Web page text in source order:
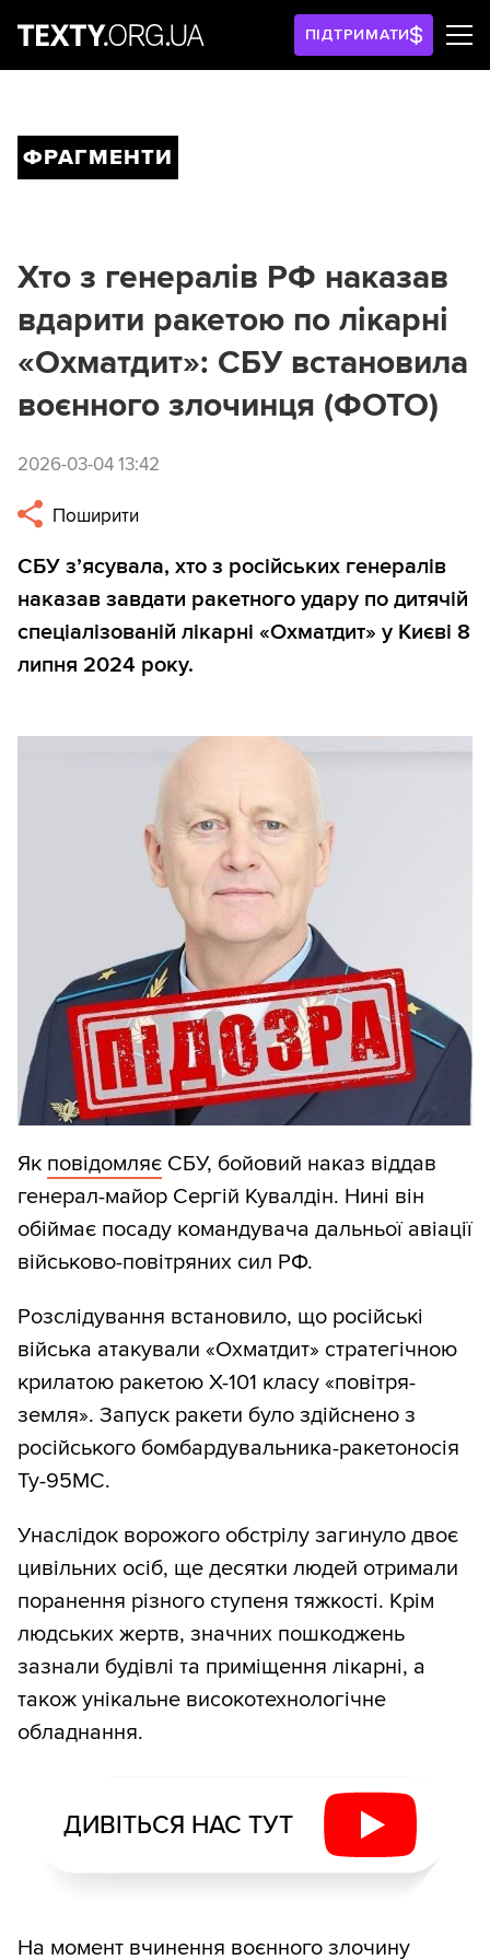
ПІДТРИМАТИ
ФРАГМЕНТИ
Хто з генералів РФ наказав
вдарити ракетою по лікарні
«Охматдит»: СБУ встановила
воєнного злочинця (ФОТО)
2026-03-04 13:42
Поширити
СБУ з’ясувала, хто з російських генералів
наказав завдати ракетного удару по дитячій
спеціалізованій лікарні «Охматдит» у Києві 8
липня 2024 року.
Як повідомляє СБУ, бойовий наказ віддав
генерал-майор Сергій Кувалдін. Нині він
обіймає посаду командувача дальньої авіації
військово-повітряних сил РФ.
Розслідування встановило, що російські
війська атакували «Охматдит» стратегічною
крилатою ракетою Х-101 класу «повітря-
земля». Запуск ракети було здійснено з
російського бомбардувальника-ракетоносія
Ту-95МС.
Унаслідок ворожого обстрілу загинуло двоє
цивільних осіб, ще десятки людей отримали
поранення різного ступеня тяжкості. Крім
людських жертв, значних пошкоджень
зазнали будівлі та приміщення лікарні, а
також унікальне високотехнологічне
обладнання.
ДИВІТЬСЯ НАС ТУТ
На момент вчинення воєнного злочину